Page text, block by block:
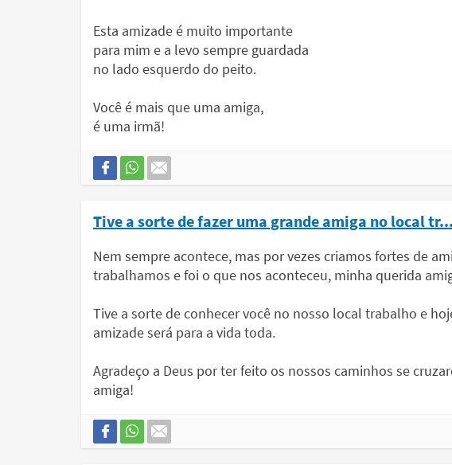
Esta amizade é muito importante
para mim e a levo sempre guardada
no lado esquerdo do peito.
Você é mais que uma amiga,
é uma irmã!
Tive a sorte de fazer uma grande amiga no local tr...
Nem sempre acontece, mas por vezes criamos fortes de
trabalhamos e foi o que nos aconteceu, minha querida
Tive a sorte de conhecer você no nosso local trabalho e
amizade será para a vida toda.
Agradeço a Deus por ter feito os nossos caminhos se
amiga!